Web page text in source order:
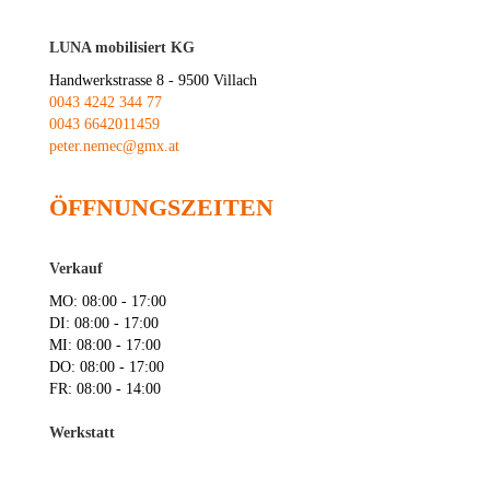
LUNA mobilisiert KG
Handwerkstrasse 8 - 9500 Villach
0043 4242 344 77
0043 6642011459
peter.nemec@gmx.at
ÖFFNUNGSZEITEN
Verkauf
MO: 08:00 - 17:00
DI: 08:00 - 17:00
MI: 08:00 - 17:00
DO: 08:00 - 17:00
FR: 08:00 - 14:00
Werkstatt